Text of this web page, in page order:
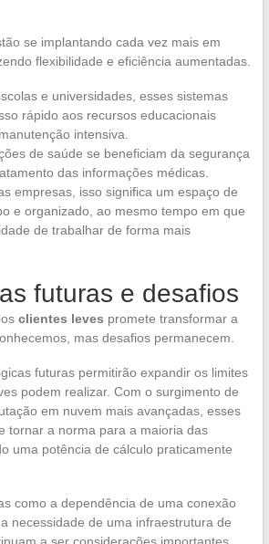
se implantando cada vez mais em
flexibilidade e eficiência aumentadas.
e universidades, esses sistemas
rápido aos recursos educacionais
intensiva.
de saúde se beneficiam da segurança
das informações médicas.
empresas, isso significa um espaço de
e organizado, ao mesmo tempo em que
de trabalhar de forma mais
futuras e desafios
clientes leves promete transformar a
mas desafios permanecem.
futuras permitirão expandir os limites
podem realizar. Com o surgimento de
em nuvem mais avançadas, esses
tornar a norma para a maioria das
uma potência de cálculo praticamente
como a dependência de uma conexão
necessidade de uma infraestrutura de